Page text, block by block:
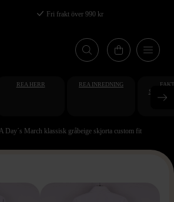
Fri frakt över 990 kr
REA HERR REA INREDNING
A Day´s March klassisk gråbeige skjorta custom fit